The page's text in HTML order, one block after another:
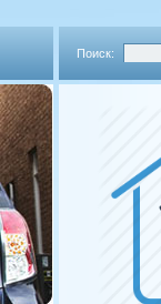
Поиск: